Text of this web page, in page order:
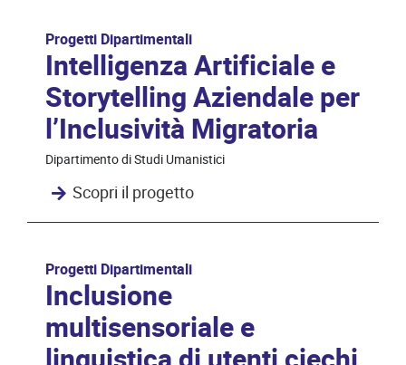
Progetti Dipartimentali
Intelligenza Artificiale e
Storytelling Aziendale per
l’Inclusività Migratoria
Dipartimento di Studi Umanistici
Scopri il progetto
Progetti Dipartimentali
Inclusione
multisensoriale e